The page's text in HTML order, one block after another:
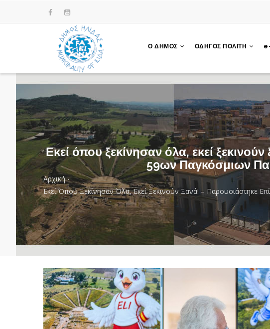
Ο ΔΗΜΟΣ ΟΔΗΓΟΣ ΠΟΛΙΤΗ
Εκεί όπου ξεκίνησαν όλα, εκεί
59ων Παγκόσμιων
Breadcrumb
Αρχική -
Εκεί Όπου Ξεκίνησαν Όλα, Εκεί Ξεκινούν Ξανά! –